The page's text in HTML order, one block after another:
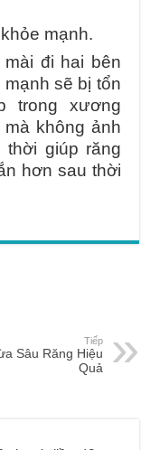
mạnh.
đi hai bên
sẽ bị tổn
trong xương
không ảnh
thời giúp răng
hơn sau thời
Tiếp
Sâu Răng Hiệu
Quả